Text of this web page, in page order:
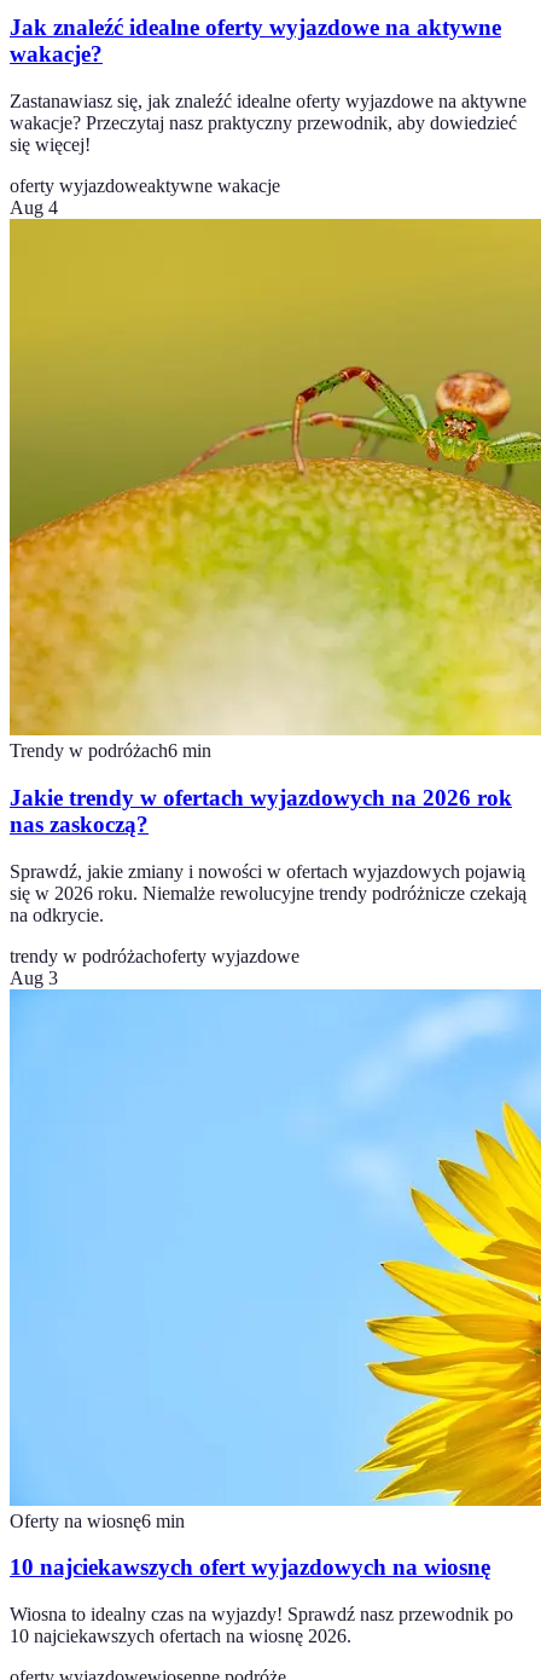
Jak znaleźć idealne oferty wyjazdowe na aktywne
wakacje?
Zastanawiasz się, jak znaleźć idealne oferty wyjazdowe na aktywne
wakacje? Przeczytaj nasz praktyczny przewodnik, aby dowiedzieć
się więcej!
oferty wyjazdoweaktywne wakacje
Aug 4
Trendy w podróżach6 min
Jakie trendy w ofertach wyjazdowych na 2026 rok
nas zaskoczą?
Sprawdź, jakie zmiany i nowości w ofertach wyjazdowych pojawią
się w 2026 roku. Niemalże rewolucyjne trendy podróżnicze czekają
na odkrycie.
trendy w podróżachoferty wyjazdowe
Aug 3
Oferty na wiosnę6 min
10 najciekawszych ofert wyjazdowych na wiosnę
Wiosna to idealny czas na wyjazdy! Sprawdź nasz przewodnik po
10 najciekawszych ofertach na wiosnę 2026.